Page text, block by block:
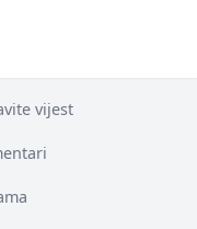
vijest